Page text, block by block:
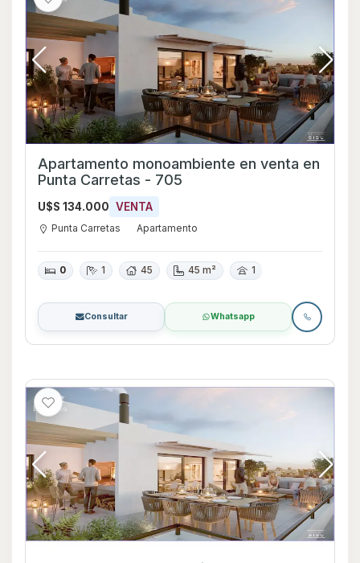
Apartamento monoambiente en venta en
Punta Carretas - 705
U$S 134.000 VENTA
Punta Carretas Apartamento
0 1 45 45 m² 1
Consultar Whatsapp